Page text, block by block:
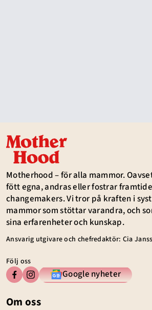
Motherhood – för alla mammor.
fött egna, andras eller fostrar
changemakers. Vi tror på kraften i
mammor som stöttar varandra, och
sina erfarenheter och kunskap.
Ansvarig utgivare och chefredaktör: Cia
Följ oss
Google nyheter
Om oss